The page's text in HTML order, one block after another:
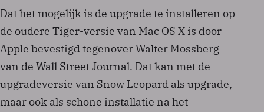
Dat het mogelijk is de upgrade te installeren op
de oudere Tiger-versie van Mac OS X is door
Apple bevestigd tegenover Walter Mossberg
van de Wall Street Journal. Dat kan met de
upgradeversie van Snow Leopard als upgrade,
maar ook als schone installatie na het